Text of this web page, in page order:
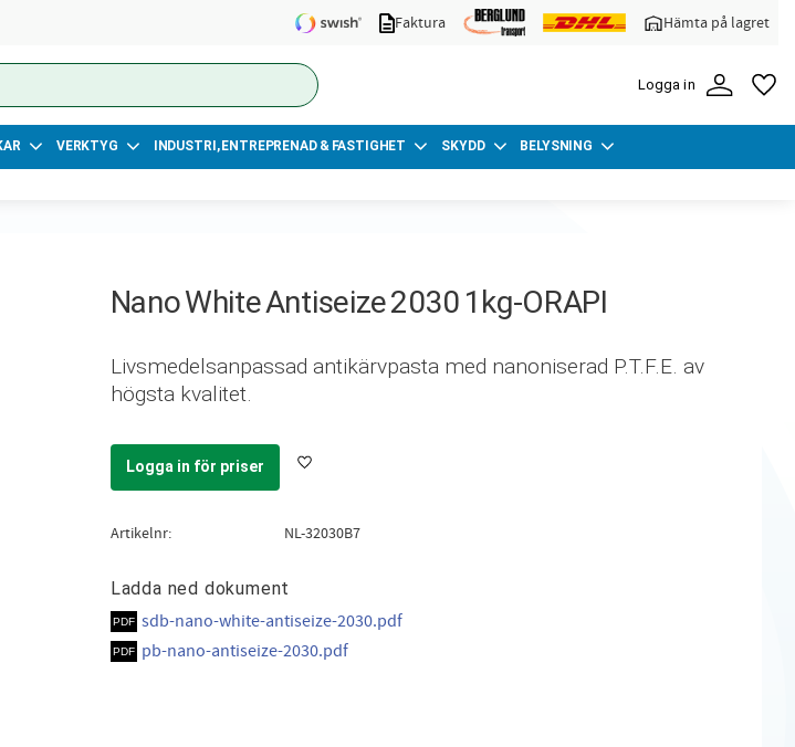
Faktura Hämta på lagret
Logga in
VERKTYG INDUSTRI, ENTREPRENAD & FASTIGHET SKYDD BELYSNING
Nano White Antiseize 2030 1kg-ORAPI
Livsmedelsanpassad antikärvpasta med nanoniserad P.T.F.E. av
högsta kvalitet.
Logga in för priser Lägg till i favoriter
Artikelnr NL-32030B7
Ladda ned dokument
sdb-nano-white-antiseize-2030.pdf
pb-nano-antiseize-2030.pdf